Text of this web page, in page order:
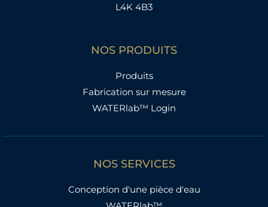
L4K 4B3
NOS PRODUITS
Produits
Fabrication sur mesure
WATERlab™ Login
NOS SERVICES
Conception d'une pièce d'eau